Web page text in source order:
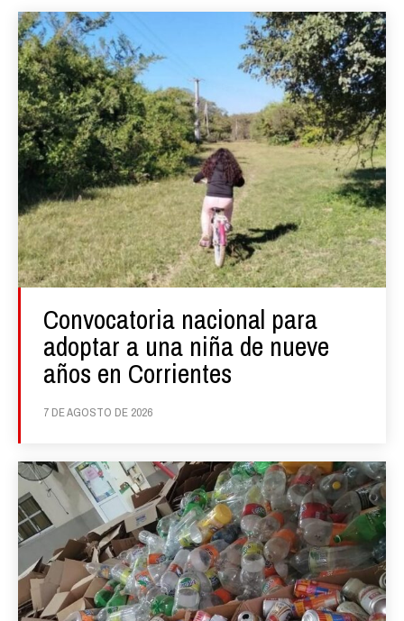
Convocatoria nacional para
adoptar a una niña de nueve
años en Corrientes
7 DE AGOSTO DE 2026